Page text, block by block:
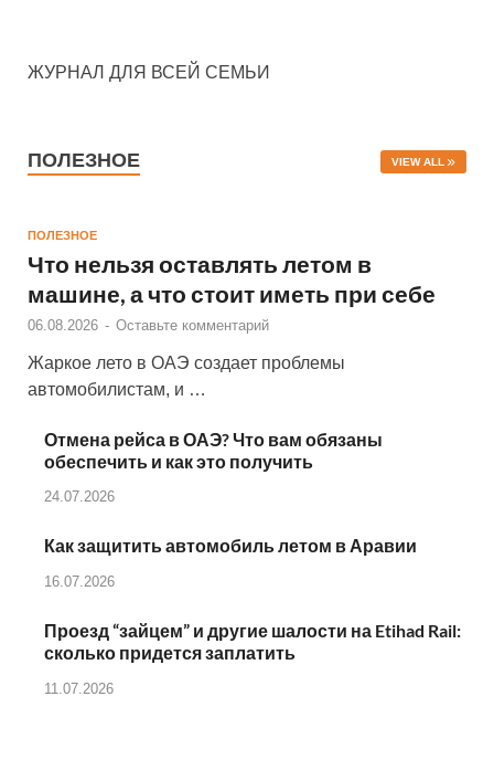
ЖУРНАЛ ДЛЯ ВСЕЙ СЕМЬИ
ПОЛЕЗНОЕ VIEW ALL
ПОЛЕЗНОЕ
Что нельзя оставлять летом в
машине, а что стоит иметь при себе
06.08.2026 - Оставьте комментарий
Жаркое лето в ОАЭ создает проблемы
автомобилистам, и …
Отмена рейса в ОАЭ? Что вам обязаны
обеспечить и как это получить
24.07.2026
Как защитить автомобиль летом в Аравии
16.07.2026
Проезд “зайцем” и другие шалости на Etihad Rail:
сколько придется заплатить
11.07.2026